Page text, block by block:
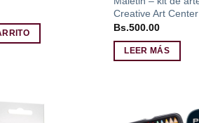
Creative Art
Bs.500.00
LEER MÁS